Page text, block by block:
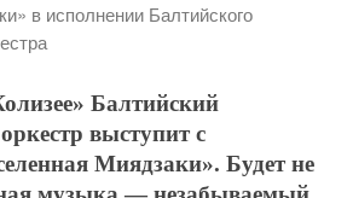
в исполнении Балтийского
Балтийский
выступит с
Миядзаки». Будет не